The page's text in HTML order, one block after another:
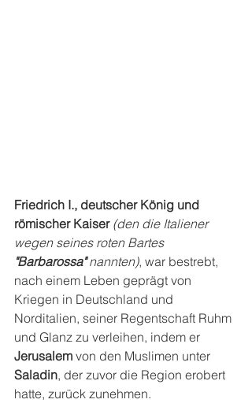
Friedrich I., deutscher König und
römischer Kaiser (den die Italiener
wegen seines roten Bartes
"Barbarossa" nannten), war bestrebt,
nach einem Leben geprägt von
Kriegen in Deutschland und
Norditalien, seiner Regentschaft Ruhm
und Glanz zu verleihen, indem er
Jerusalem von den Muslimen unter
Saladin, der zuvor die Region erobert
hatte, zurück zunehmen.